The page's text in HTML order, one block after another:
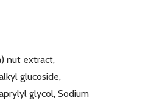
nut extract,
glucoside,
glycol, Sodium